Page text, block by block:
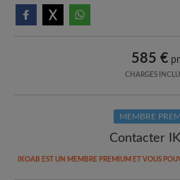
585 €
CHARGES
MEMBRE
Contacter
IKOAB EST UN MEMBRE PREMIUM ET VOUS